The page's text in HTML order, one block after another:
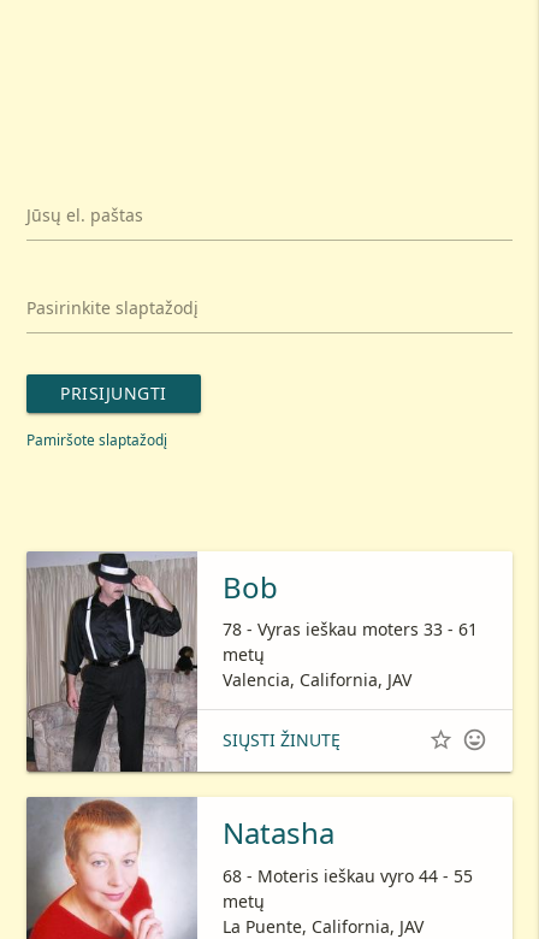
Jūsų el. paštas
Pasirinkite slaptažodį
PRISIJUNGTI
Pamiršote slaptažodį
Bob
78 - Vyras ieškau moters 33 - 61
metų
Valencia, California, JAV
SIŲSTI ŽINUTĘ  
Natasha
68 - Moteris ieškau vyro 44 - 55
metų
La Puente, California, JAV